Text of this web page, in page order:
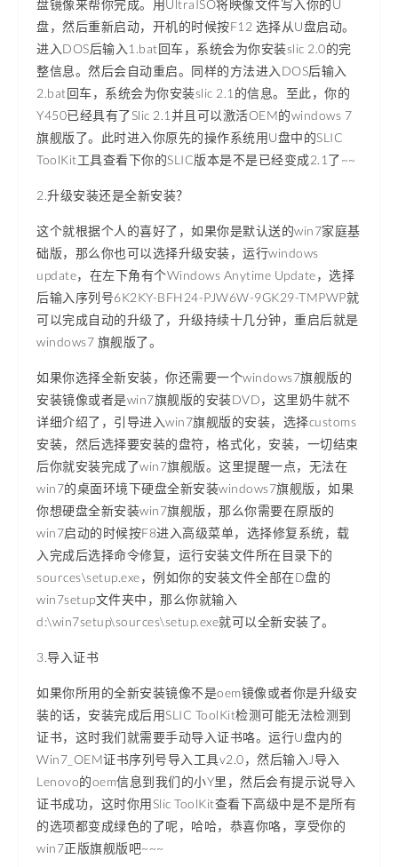
盘镜像来帮你完成。用UltraISO将映像文件写入你的U
盘，然后重新启动，开机的时候按F12 选择从U盘启动。
进入DOS后输入1.bat回车，系统会为你安装slic 2.0的完
整信息。然后会自动重启。同样的方法进入DOS后输入
2.bat回车，系统会为你安装slic 2.1的信息。至此，你的
Y450已经具有了Slic 2.1并且可以激活OEM的windows 7
旗舰版了。此时进入你原先的操作系统用U盘中的SLIC
ToolKit工具查看下你的SLIC版本是不是已经变成2.1了~~
2.升级安装还是全新安装？
这个就根据个人的喜好了，如果你是默认送的win7家庭基
础版，那么你也可以选择升级安装，运行windows
update，在左下角有个Windows Anytime Update，选择
后输入序列号6K2KY-BFH24-PJW6W-9GK29-TMPWP就
可以完成自动的升级了，升级持续十几分钟，重启后就是
windows7 旗舰版了。
如果你选择全新安装，你还需要一个windows7旗舰版的
安装镜像或者是win7旗舰版的安装DVD，这里奶牛就不
详细介绍了，引导进入win7旗舰版的安装，选择customs
安装，然后选择要安装的盘符，格式化，安装，一切结束
后你就安装完成了win7旗舰版。这里提醒一点，无法在
win7的桌面环境下硬盘全新安装windows7旗舰版，如果
你想硬盘全新安装win7旗舰版，那么你需要在原版的
win7启动的时候按F8进入高级菜单，选择修复系统，载
入完成后选择命令修复，运行安装文件所在目录下的
sources\setup.exe，例如你的安装文件全部在D盘的
win7setup文件夹中，那么你就输入
d:\win7setup\sources\setup.exe就可以全新安装了。
3.导入证书
如果你所用的全新安装镜像不是oem镜像或者你是升级安
装的话，安装完成后用SLIC ToolKit检测可能无法检测到
证书，这时我们就需要手动导入证书咯。运行U盘内的
Win7_OEM证书序列号导入工具v2.0，然后输入J导入
Lenovo的oem信息到我们的小Y里，然后会有提示说导入
证书成功，这时你用Slic ToolKit查看下高级中是不是所有
的选项都变成绿色的了呢，哈哈，恭喜你咯，享受你的
win7正版旗舰版吧~~~